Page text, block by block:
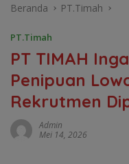
Beranda PT.Timah
PT.Timah
PT TIMAH
Penipuan
Rekrutmen
Admin
Mei 14, 2026